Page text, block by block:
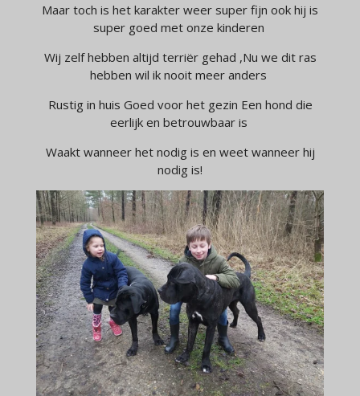
Maar toch is het karakter weer super fijn ook hij is
super goed met onze kinderen
Wij zelf hebben altijd terriër gehad ,Nu we dit ras
hebben wil ik nooit meer anders
Rustig in huis Goed voor het gezin Een hond die
eerlijk en betrouwbaar is
Waakt wanneer het nodig is en weet wanneer hij
nodig is!